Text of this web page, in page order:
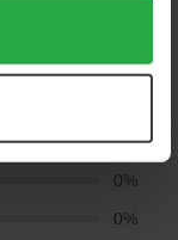
av
samtycke.
33%
0%
0%